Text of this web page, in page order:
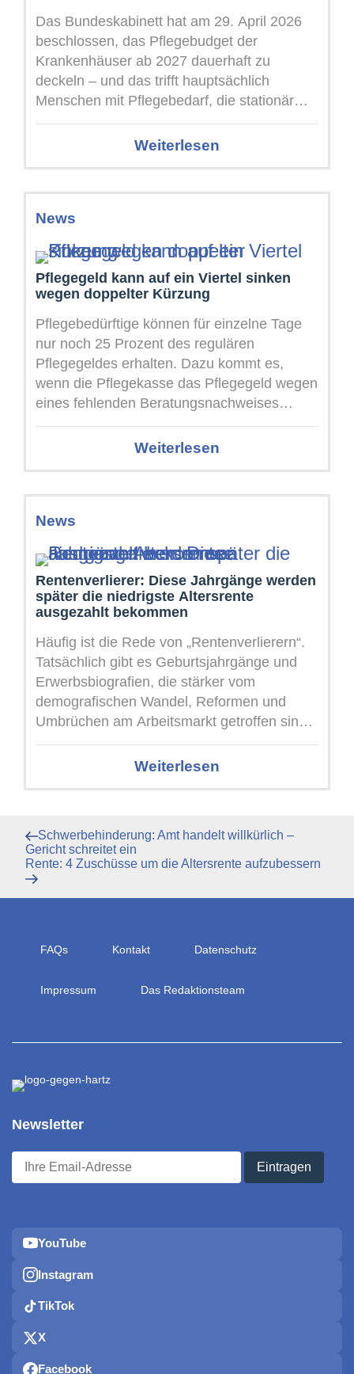
Das Bundeskabinett hat am 29. April 2026
beschlossen, das Pflegebudget der
Krankenhäuser ab 2027 dauerhaft zu
deckeln – und das trifft hauptsächlich
Menschen mit Pflegebedarf, die stationär
behandelt werden. Dieses Pflegebudget ...
Weiterlesen
News
Pflegegeld kann auf ein Viertel sinken
wegen doppelter Kürzung
Pflegebedürftige können für einzelne Tage
nur noch 25 Prozent des regulären
Pflegegeldes erhalten. Dazu kommt es,
wenn die Pflegekasse das Pflegegeld wegen
eines fehlenden Beratungsnachweises
bereits auf 50 Prozent gekürzt ...
Weiterlesen
News
Rentenverlierer: Diese Jahrgänge werden
später die niedrigste Altersrente
ausgezahlt bekommen
Häufig ist die Rede von „Rentenverlierern“.
Tatsächlich gibt es Geburtsjahrgänge und
Erwerbsbiografien, die stärker vom
demografischen Wandel, Reformen und
Umbrüchen am Arbeitsmarkt getroffen sind
als andere Rentenjahrgänge. Unterschätzte
Schattenseite der Rente Die ...
Weiterlesen
Beitragsnavigation
Vorheriger
Beitrag
Schwerbehinderung: Amt handelt willkürlich –
Gericht schreitet ein
Nächster
Beitrag
Rente: 4 Zuschüsse um die Altersrente aufzubessern
FAQs Kontakt Datenschutz
Impressum Das Redaktionsteam
Newsletter
YouTube
Instagram
TikTok
X
Facebook